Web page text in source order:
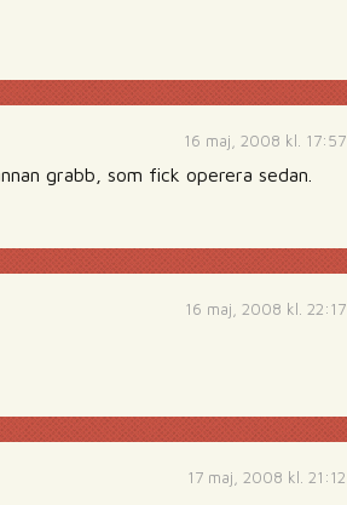
16 maj, 2008 kl. 17:57
grabb, som fick operera sedan.
16 maj, 2008 kl. 22:17
17 maj, 2008 kl. 21:12